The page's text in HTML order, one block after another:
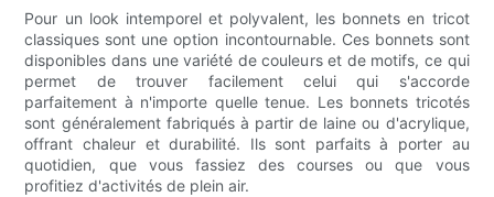
Pour un look intemporel et polyvalent, les bonnets en tricot
classiques sont une option incontournable. Ces bonnets sont
disponibles dans une variété de couleurs et de motifs, ce qui
permet de trouver facilement celui qui s'accorde
parfaitement à n'importe quelle tenue. Les bonnets tricotés
sont généralement fabriqués à partir de laine ou d'acrylique,
offrant chaleur et durabilité. Ils sont parfaits à porter au
quotidien, que vous fassiez des courses ou que vous
profitiez d'activités de plein air.